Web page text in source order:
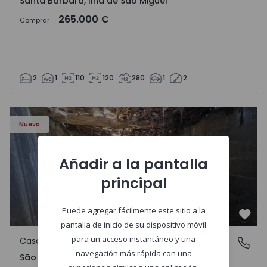
Comprar 265.000 €
2 1 110 120 280 1 2
Nuevo
Casa Vila Real, São Tomé do Castelo e Justes - 1575189 - 1
São Tomé do Castelo e Justes, Vila Real
Casa de Campo
São Tomé do Castelo e Justes, Vila Real
Añadir a la pantalla
principal
Puede agregar fácilmente este sitio a la
pantalla de inicio de su dispositivo móvil
para un acceso instantáneo y una
navegación más rápida con una